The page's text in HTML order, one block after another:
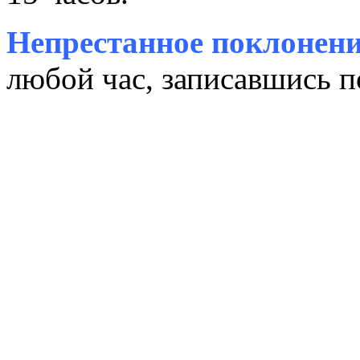
Непрестанное
любой час, записавшись